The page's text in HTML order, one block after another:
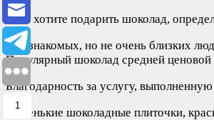
Если хотите подарить шоколад,
Для знакомых, но не очень близких
Популярный шоколад средней ценовой
Благодарность за услугу,
Маленькие шоколадные плиточки,
1